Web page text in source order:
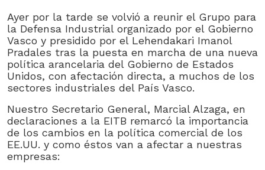
Ayer por la tarde se volvió a reunir el Grupo para
la Defensa Industrial organizado por el Gobierno
Vasco y presidido por el Lehendakari Imanol
Pradales tras la puesta en marcha de una nueva
política arancelaria del Gobierno de Estados
Unidos, con afectación directa, a muchos de los
sectores industriales del País Vasco.
Nuestro Secretario General, Marcial Alzaga, en
declaraciones a la EITB remarcó la importancia
de los cambios en la política comercial de los
EE.UU. y como éstos van a afectar a nuestras
empresas: